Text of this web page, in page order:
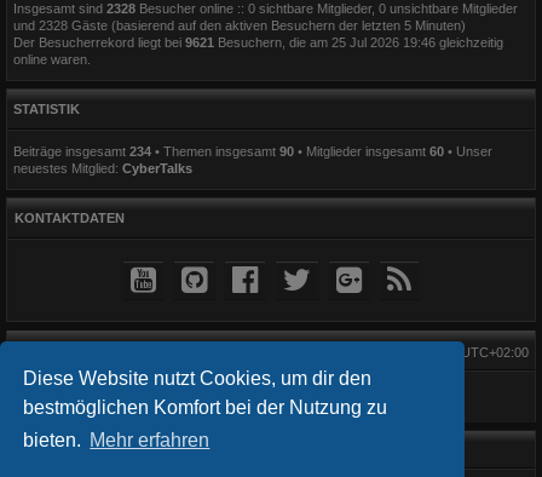
Diese Website nutzt Cookies, um dir den
bestmöglichen Komfort bei der Nutzung zu
bieten. Mehr erfahren
Insgesamt sind 2328 Besucher online :: 0 sichtbare Mitglieder, 0 unsichtbare Mitglieder
und 2328 Gäste (basierend auf den aktiven Besuchern der letzten 5 Minuten)
Der Besucherrekord liegt bei 9621
Besuchern, die am 25 Jul 2026 19:46 gleichzeitig
online waren.
STATISTIK
Beiträge insgesamt 234 • Themen insgesamt 90 • Mitglieder insgesamt 60 • Unser
neuestes Mitglied: CyberTalks
KONTAKTDATEN
UTC+02:00
Startseite Foren-Übersicht